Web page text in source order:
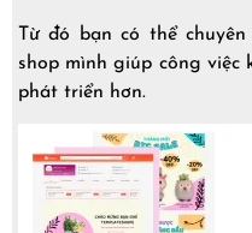
Từ đó bạn có thể
shop mình giúp công việc
phát triển hơn.